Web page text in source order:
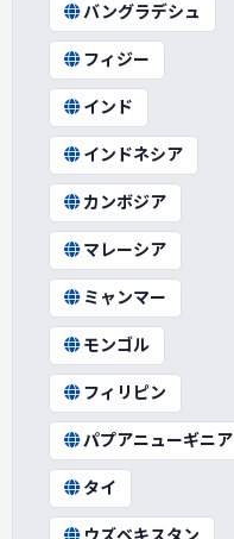
バングラデシュ
フィジー
インド
インドネシア
カンボジア
マレーシア
ミャンマー
モンゴル
フィリピン
パプアニューギニア
タイ